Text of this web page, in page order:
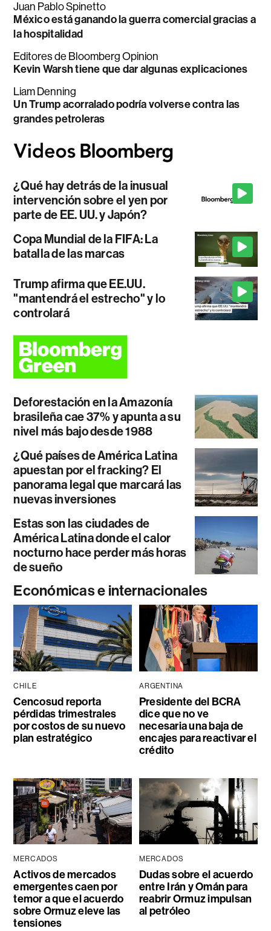
Juan Pablo Spinetto
México está ganando la guerra comercial gracias a
la hospitalidad
Editores de Bloomberg Opinion
Kevin Warsh tiene que dar algunas explicaciones
Liam Denning
Un Trump acorralado podría volverse contra las
grandes petroleras
¿Qué hay detrás de la inusual
intervención sobre el yen por
parte de EE. UU. y Japón?
Copa Mundial de la FIFA: La
batalla de las marcas
Trump afirma que EE.UU.
"mantendrá el estrecho" y lo
controlará
Deforestación en la Amazonía
brasileña cae 37% y apunta a su
nivel más bajo desde 1988
¿Qué países de América Latina
apuestan por el fracking? El
panorama legal que marcará las
nuevas inversiones
Estas son las ciudades de
América Latina donde el calor
nocturno hace perder más horas
de sueño
Económicas e internacionales
CHILE
Cencosud reporta
pérdidas trimestrales
por costos de su nuevo
plan estratégico
ARGENTINA
Presidente del BCRA
dice que no ve
necesaria una baja de
encajes para reactivar el
crédito
MERCADOS
Activos de mercados
emergentes caen por
temor a que el acuerdo
sobre Ormuz eleve las
tensiones
MERCADOS
Dudas sobre el acuerdo
entre Irán y Omán para
reabrir Ormuz impulsan
al petróleo